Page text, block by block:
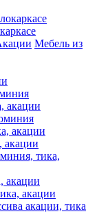
Мебель из
акации
акации
акации
тика,
акации
акации
акации, тика